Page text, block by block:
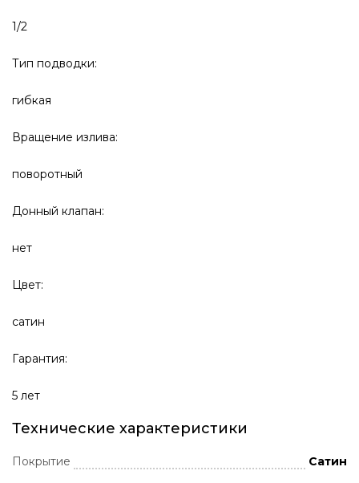
1/2
Тип подводки:
гибкая
Вращение излива:
поворотный
Донный клапан:
нет
Цвет:
сатин
Гарантия:
5 лет
Технические характеристики
Покрытие Сатин